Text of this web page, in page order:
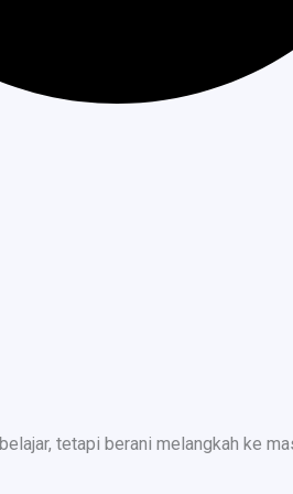
tetapi berani melangkah ke